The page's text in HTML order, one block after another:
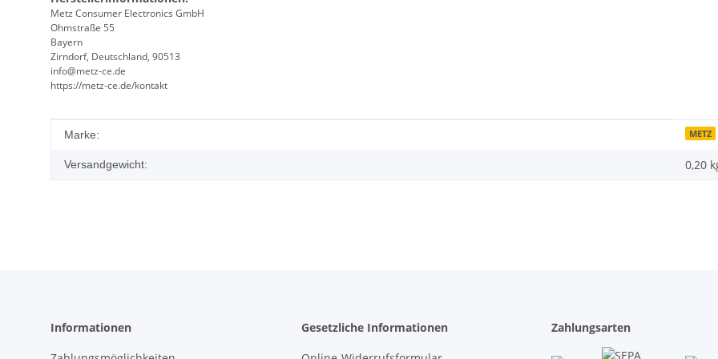
Metz Consumer Electronics GmbH
Ohmstraße 55
Bayern
Zirndorf, Deutschland, 90513
info@metz-ce.de
https://metz-ce.de/kontakt
Produkteigenschaft
Wert
Marke: METZ
Versandgewicht: 0,20
Informationen Gesetzliche Informationen Zahlungsarten